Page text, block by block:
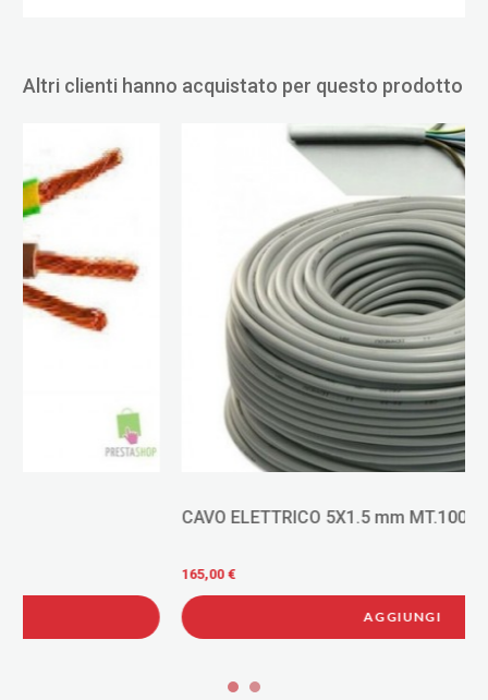
Altri clienti hanno acquistato per questo prodotto
CAVO ELETTRICO 5X1.5 mm MT.100